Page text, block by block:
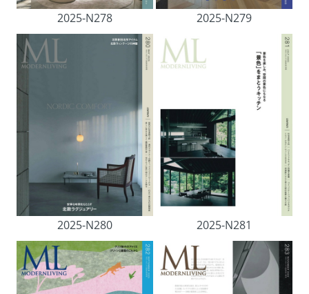
2025-N278 2025-N279
2025-N280 2025-N281